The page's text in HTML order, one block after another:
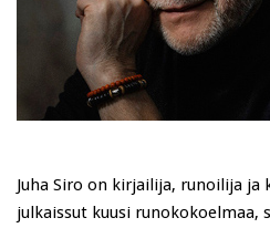
Juha Siro on kirjailija, runoilija
julkaissut kuusi runokokoelmaa,